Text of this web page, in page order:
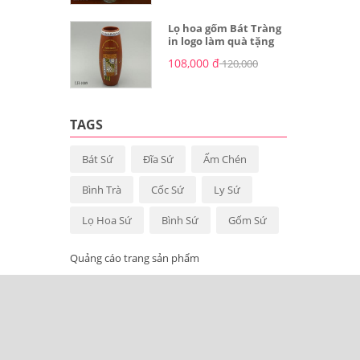
Lọ hoa gốm Bát Tràng
in logo làm quà tặng
108,000 đ120,000
TAGS
Bát Sứ Đĩa Sứ Ấm Chén
Bình Trà Cốc Sứ Ly Sứ
Lọ Hoa Sứ Bình Sứ Gốm Sứ
Quảng cáo trang sản phẩm